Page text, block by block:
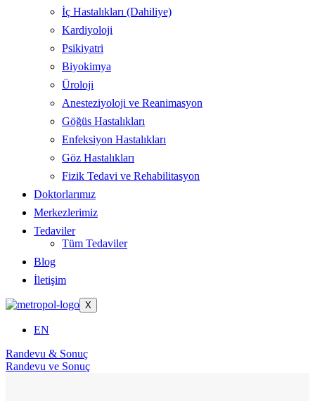
İç Hastalıkları (Dahiliye)
Kardiyoloji
Psikiyatri
Biyokimya
Üroloji
Anesteziyoloji ve Reanimasyon
Göğüs Hastalıkları
Enfeksiyon Hastalıkları
Göz Hastalıkları
Fizik Tedavi ve Rehabilitasyon
Doktorlarımız
Merkezlerimiz
Tedaviler
Tüm Tedaviler
Blog
İletişim
X
EN
Randevu & Sonuç
Randevu ve Sonuç